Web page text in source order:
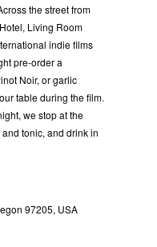
the street from
Living Room
indie films
pre-order a
Noir, or garlic
table during the film.
we stop at the
tonic, and drink in
97205, USA